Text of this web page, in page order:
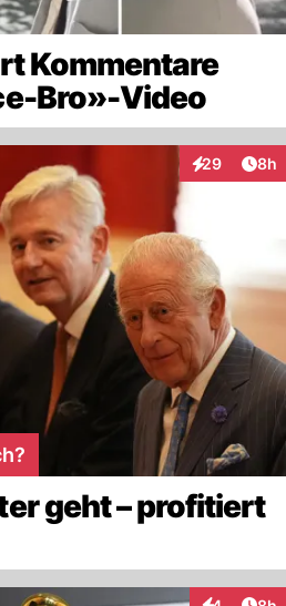
Kommentare
Bro»-Video
29
Interaktionen
8h
geht – profitiert